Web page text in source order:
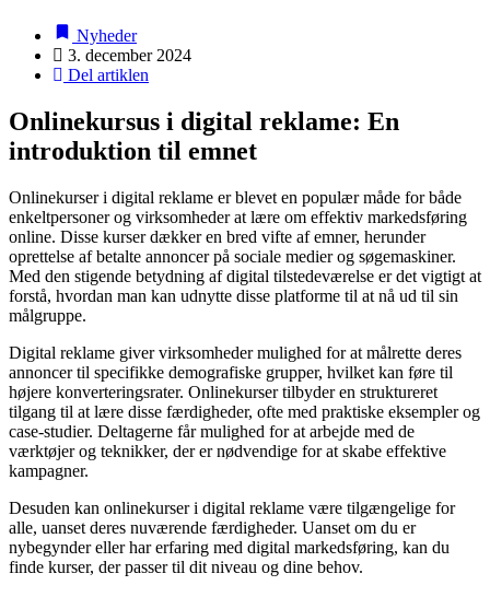
Nyheder
3. december 2024
Del artiklen
Onlinekursus i digital reklame: En
introduktion til emnet
Onlinekurser i digital reklame er blevet en populær måde for både
enkeltpersoner og virksomheder at lære om effektiv markedsføring
online. Disse kurser dækker en bred vifte af emner, herunder
oprettelse af betalte annoncer på sociale medier og søgemaskiner.
Med den stigende betydning af digital tilstedeværelse er det vigtigt at
forstå, hvordan man kan udnytte disse platforme til at nå ud til sin
målgruppe.
Digital reklame giver virksomheder mulighed for at målrette deres
annoncer til specifikke demografiske grupper, hvilket kan føre til
højere konverteringsrater. Onlinekurser tilbyder en struktureret
tilgang til at lære disse færdigheder, ofte med praktiske eksempler og
case-studier. Deltagerne får mulighed for at arbejde med de
værktøjer og teknikker, der er nødvendige for at skabe effektive
kampagner.
Desuden kan onlinekurser i digital reklame være tilgængelige for
alle, uanset deres nuværende færdigheder. Uanset om du er
nybegynder eller har erfaring med digital markedsføring, kan du
finde kurser, der passer til dit niveau og dine behov.